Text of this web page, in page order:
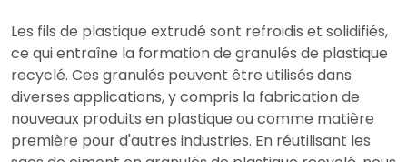
Les fils de plastique extrudé sont refroidis et solidifiés,
ce qui entraîne la formation de granulés de plastique
recyclé. Ces granulés peuvent être utilisés dans
diverses applications, y compris la fabrication de
nouveaux produits en plastique ou comme matière
première pour d'autres industries. En réutilisant les